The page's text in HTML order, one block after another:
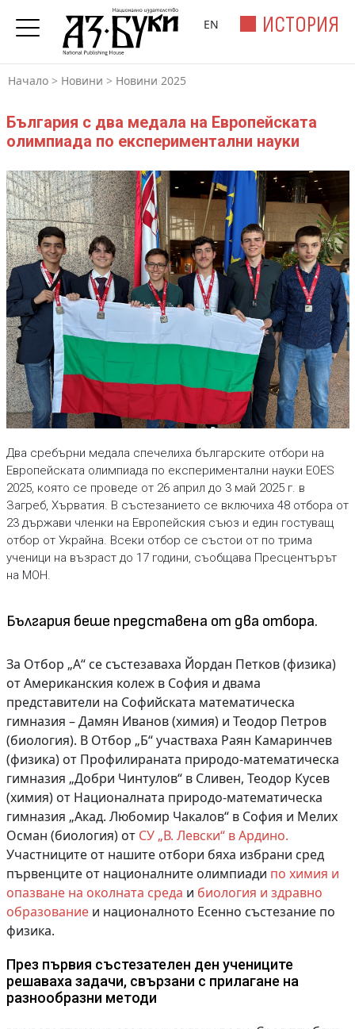
ИСТОРИЯ
EN
Начало > Новини > Новини 2025
България с два медала на Eвропейската
олимпиада по експериментални науки
Два сребърни медала спечелиха българските отбори на
Европейската олимпиада по експериментални науки EOES
2025, която се проведе от 26 април до 3 май 2025 г. в
Загреб, Хърватия. В състезанието се включиха 48 отбора от
23 държави членки на Европейския съюз и един гостуващ
отбор от Украйна. Всеки отбор се състои от по трима
ученици на възраст до 17 години, съобщава Пресцентърът
на МОН.
България беше представена от два отбора.
За Отбор „А“ се състезаваха Йордан Петков (физика)
от Американския колеж в София и двама
представители на Софийската математическа
гимназия – Дамян Иванов (химия) и Теодор Петров
(биология). В Отбор „Б“ участваха Раян Камаринчев
(физика) от Профилираната природо-математическа
гимназия „Добри Чинтулов“ в Сливен, Теодор Кусев
(химия) от Националната природо-математическа
гимназия „Акад. Любомир Чакалов“ в София и Мелих
Осман (биология) от СУ „В. Левски“ в Ардино.
Участниците от нашите отбори бяха избрани сред
първенците от националните олимпиади по химия и
опазване на околната среда и биология и здравно
образованиеи националното Есенно състезание по
физика.
През първия състезателен ден учениците
решаваха задачи, свързани с прилагане на
разнообразни методи